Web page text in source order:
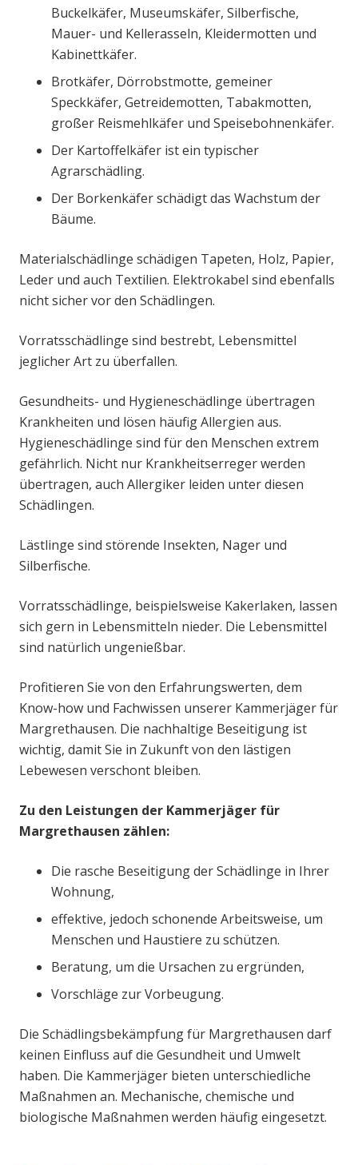
Buckelkäfer, Museumskäfer, Silberfische,
Mauer- und Kellerasseln, Kleidermotten und
Kabinettkäfer.
Brotkäfer, Dörrobstmotte, gemeiner
Speckkäfer, Getreidemotten, Tabakmotten,
großer Reismehlkäfer und Speisebohnenkäfer.
Der Kartoffelkäfer ist ein typischer
Agrarschädling.
Der Borkenkäfer schädigt das Wachstum der
Bäume.
Materialschädlinge schädigen Tapeten, Holz, Papier,
Leder und auch Textilien. Elektrokabel sind ebenfalls
nicht sicher vor den Schädlingen.
Vorratsschädlinge sind bestrebt, Lebensmittel
jeglicher Art zu überfallen.
Gesundheits- und Hygieneschädlinge übertragen
Krankheiten und lösen häufig Allergien aus.
Hygieneschädlinge sind für den Menschen extrem
gefährlich. Nicht nur Krankheitserreger werden
übertragen, auch Allergiker leiden unter diesen
Schädlingen.
Lästlinge sind störende Insekten, Nager und
Silberfische.
Vorratsschädlinge, beispielsweise Kakerlaken, lassen
sich gern in Lebensmitteln nieder. Die Lebensmittel
sind natürlich ungenießbar.
Profitieren Sie von den Erfahrungswerten, dem
Know-how und Fachwissen unserer Kammerjäger für
Margrethausen. Die nachhaltige Beseitigung ist
wichtig, damit Sie in Zukunft von den lästigen
Lebewesen verschont bleiben.
Zu den Leistungen der Kammerjäger für
Margrethausen zählen:
Die rasche Beseitigung der Schädlinge in Ihrer
Wohnung,
effektive, jedoch schonende Arbeitsweise, um
Menschen und Haustiere zu schützen.
Beratung, um die Ursachen zu ergründen,
Vorschläge zur Vorbeugung.
Die Schädlingsbekämpfung für Margrethausen darf
keinen Einfluss auf die Gesundheit und Umwelt
haben. Die Kammerjäger bieten unterschiedliche
Maßnahmen an. Mechanische, chemische und
biologische Maßnahmen werden häufig eingesetzt.